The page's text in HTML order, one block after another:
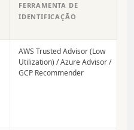
FERRAMENTA DE
IDENTIFICAÇÃO
AWS Trusted Advisor (Low
Utilization) / Azure Advisor /
GCP Recommender